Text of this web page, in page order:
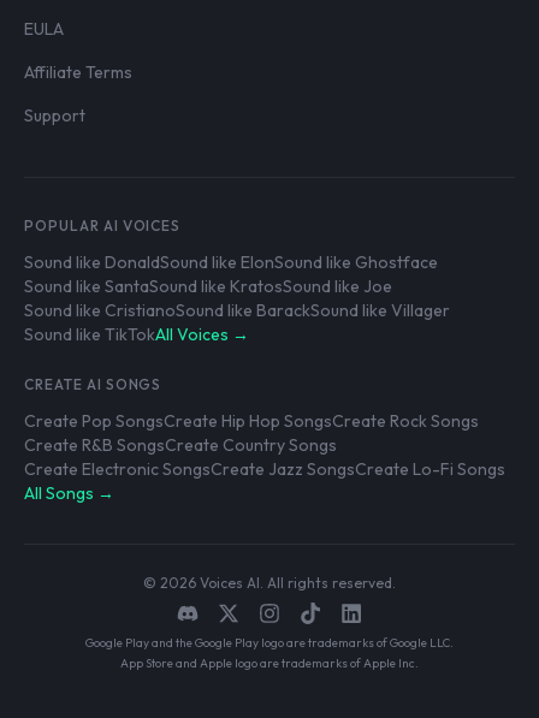
EULA
Affiliate Terms
Support
POPULAR AI VOICES
Sound like DonaldSound like ElonSound like Ghostface
Sound like SantaSound like KratosSound like Joe
Sound like CristianoSound like BarackSound like Villager
Sound like TikTokAll Voices →
CREATE AI SONGS
Create Pop SongsCreate Hip Hop SongsCreate Rock Songs
Create R&B SongsCreate Country Songs
Create Electronic SongsCreate Jazz SongsCreate Lo-Fi Songs
All Songs →
© 2026 Voices AI. All rights reserved.
Google Play and the Google Play logo are trademarks of Google LLC.
App Store and Apple logo are trademarks of Apple Inc.